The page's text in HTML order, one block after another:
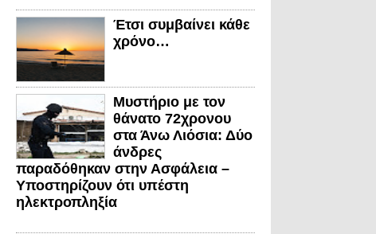
Έτσι συμβαίνει κάθε
χρόνο…
Μυστήριο με τον
θάνατο 72χρονου
στα Άνω Λιόσια: Δύο
άνδρες
παραδόθηκαν στην Ασφάλεια –
Υποστηρίζουν ότι υπέστη
ηλεκτροπληξία